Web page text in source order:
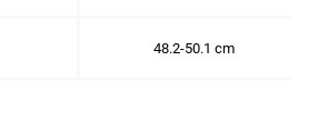
48.2-50.1 cm